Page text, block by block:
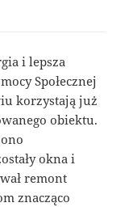
i lepsza
Społecznej
korzystają już
obiektu.
okna i
remont
znacząco